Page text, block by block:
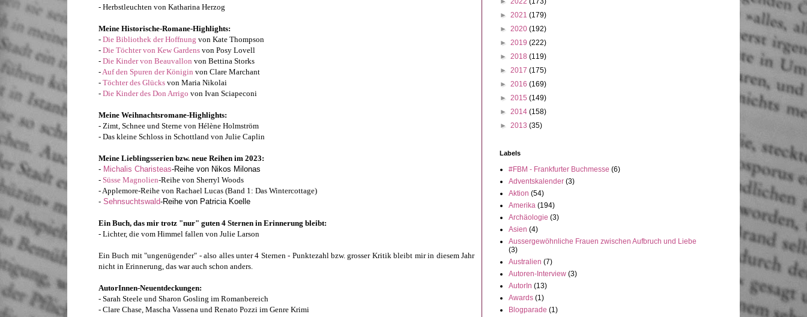
- Herbstleuchten von Katharina Herzog
Meine Historische-Romane-Highlights:
- Die Bibliothek der Hoffnung von Kate Thompson
- Die Töchter von Kew Gardens von Posy Lovell
- Die Kinder von Beauvallon von Bettina Storks
-Auf den Spuren der Königin von Clare Marchant
- Töchter des Glücks von Maria Nikolai
- Die Kinder des Don Arrigo von Ivan Sciapeconi
Meine Weihnachtsromane-Highlights:
- Zimt, Schnee und Sterne von Hélène Holmström
- Das kleine Schloss in Schottland von Julie Caplin
Meine Lieblingsserien bzw. neue Reihen im 2023:
- Michalis Charisteas-Reihe von Nikos Milonas
- Süsse Magnolien-Reihe von Sherryl Woods
- Applemore-Reihe von Rachael Lucas (Band 1: Das Wintercottage)
- Sehnsuchtswald-Reihe von Patricia Koelle
Ein Buch, das mir trotz "nur" guten 4 Sternen in Erinnerung bleibt:
- Lichter, die vom Himmel fallen von Julie Larson
Ein Buch mit "ungenügender" - also alles unter 4 Sternen - Punktezahl bzw. grosser Kritik bleibt mir in diesem Jahr
nicht in Erinnerung, das war auch schon anders.
AutorInnen-Neuentdeckungen:
- Sarah Steele und Sharon Gosling im Romanbereich
- Clare Chase, Mascha Vassena und Renato Pozzi im Genre Krimi
► 2021 (179)
► 2020 (192)
► 2019 (222)
► 2018 (119)
► 2017 (175)
► 2016 (169)
► 2015 (149)
► 2014 (158)
► 2013 (35)
Labels
#FBM - Frankfurter Buchmesse (6)
Adventskalender (3)
Aktion (54)
Amerika (194)
Archäologie (3)
Asien (4)
Aussergewöhnliche Frauen zwischen Aufbruch und Liebe
(3)
Australien (7)
Autoren-Interview (3)
AutorIn (13)
Awards (1)
Blogparade (1)